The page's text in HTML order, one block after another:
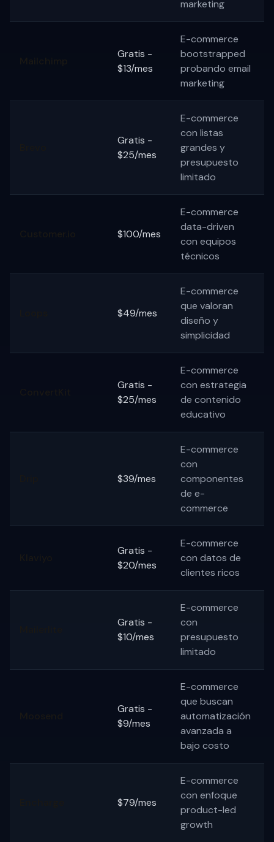
marketing
Gratis -
$13/mes
E-commerce
bootstrapped
probando email
marketing
Gratis -
$25/mes
E-commerce
con listas
grandes y
presupuesto
limitado
$100/mes
E-commerce
data-driven
con equipos
técnicos
$49/mes
E-commerce
que valoran
diseño y
simplicidad
Gratis -
$25/mes
E-commerce
con estrategia
de contenido
educativo
$39/mes
E-commerce
con
componentes
de e-
commerce
Gratis -
$20/mes
E-commerce
con datos de
clientes ricos
Gratis -
$10/mes
E-commerce
con
presupuesto
limitado
Gratis -
$9/mes
E-commerce
que buscan
automatización
avanzada a
bajo costo
$79/mes
E-commerce
con enfoque
product-led
growth